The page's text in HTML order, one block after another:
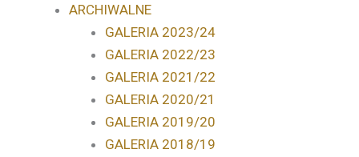
ARCHIWALNE
GALERIA 2023/24
GALERIA 2022/23
GALERIA 2021/22
GALERIA 2020/21
GALERIA 2019/20
GALERIA 2018/19